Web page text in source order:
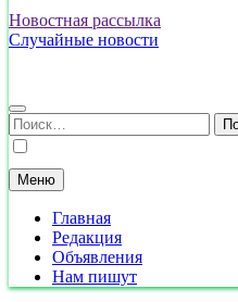
Новостная рассылка
Случайные новости
Найти:
Меню
Главная
Редакция
Объявления
Нам пишут